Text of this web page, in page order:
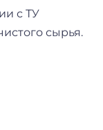
с ТУ
сырья.